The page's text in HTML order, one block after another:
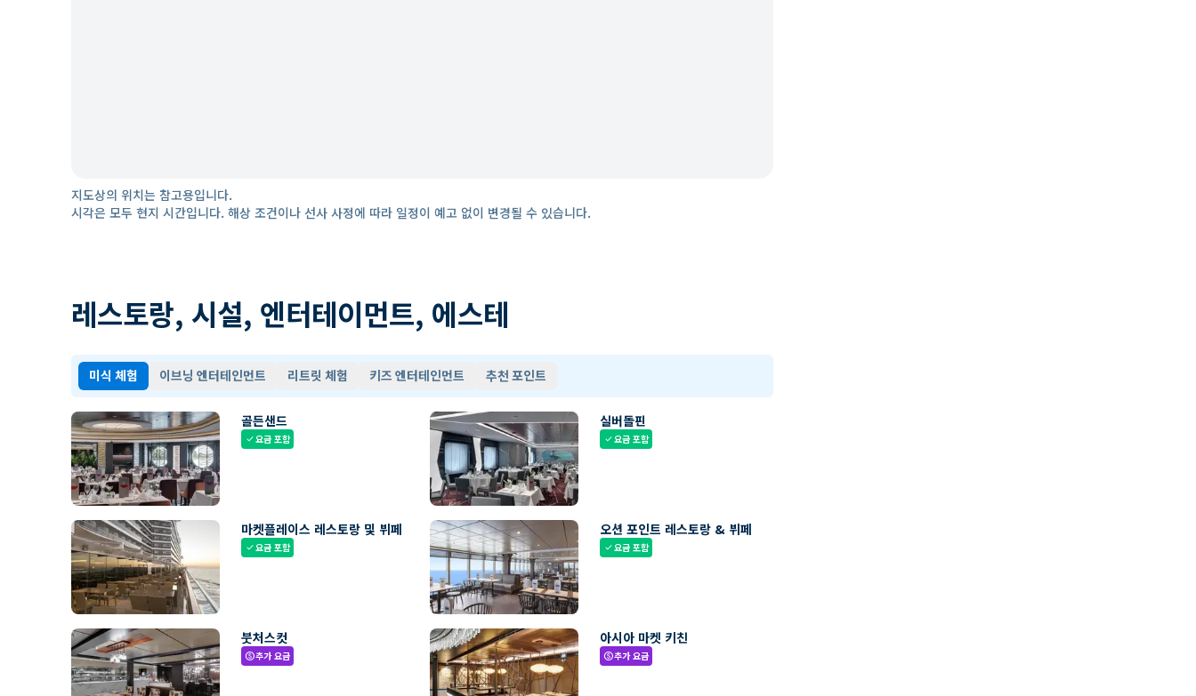
지도상의 위치는 참고용입니다.
시각은 모두 현지 시간입니다. 해상 조건이나 선사 사정에 따라 일정이 예고 없이 변경될 수 있습니다.
레스토랑, 시설, 엔터테이먼트, 에스테
미식 체험 이브닝 엔터테인먼트 리트릿 체험 키즈 엔터테인먼트 추천 포인트
골든샌드
check요금 포함
실버돌핀
check요금 포함
마켓플레이스 레스토랑 및 뷔페
check요금 포함
오션 포인트 레스토랑 & 뷔페
check요금 포함
붓처스컷
paid추가 요금
아시아 마켓 키친
paid추가 요금